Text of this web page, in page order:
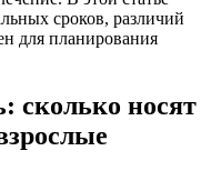
сроков, различий
для планирования
сколько носят